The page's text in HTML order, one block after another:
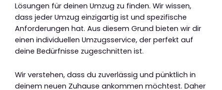
Lösungen für deinen Umzug zu finden. Wir wissen,
dass jeder Umzug einzigartig ist und spezifische
Anforderungen hat. Aus diesem Grund bieten wir dir
einen individuellen Umzugsservice, der perfekt auf
deine Bedürfnisse zugeschnitten ist.
Wir verstehen, dass du zuverlässig und pünktlich in
deinem neuen Zuhause ankommen möchtest. Daher